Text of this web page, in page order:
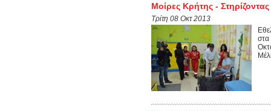
Μοίρες Κρήτης -
Τρίτη 08 Οκτ 2013
στα